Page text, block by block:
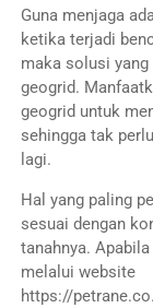
Guna menjaga
ketika terjadi
maka solusi yang
geogrid.
geogrid untuk
sehingga tak
lagi.
Hal yang paling
sesuai dengan
tanahnya.
melalui website
https://